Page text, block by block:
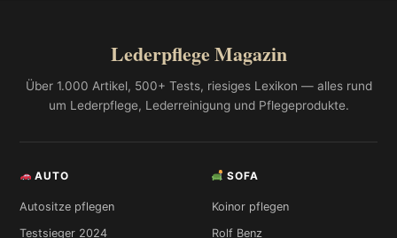
Lederpflege Magazin
Über 1.000 Artikel, 500+ Tests, riesiges Lexikon — alles rund
um Lederpflege, Lederreinigung und Pflegeprodukte.
AUTO
Autositze pflegen
Testsieger 2024
SOFA
Koinor pflegen
Rolf Benz